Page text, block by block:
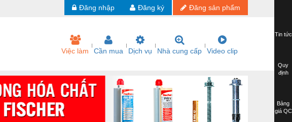
Đăng sản phẩm
Đăng ký
Đăng nhập
Việc làm Cần mua Dịch vụ Nhà cung cấp Video clip
Tin tức
Quy
định
Bảng
giá QC